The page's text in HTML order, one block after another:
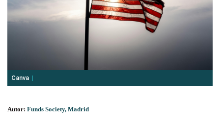
Canva
Autor: Funds Society, Madrid